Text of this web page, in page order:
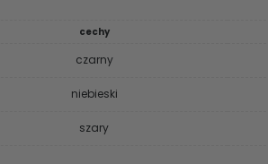
cechy
czarny
niebieski
szary